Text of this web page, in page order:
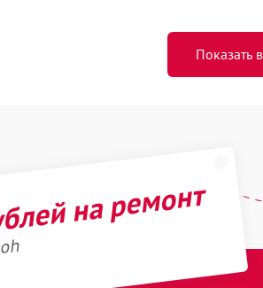
Показать
на ремонт